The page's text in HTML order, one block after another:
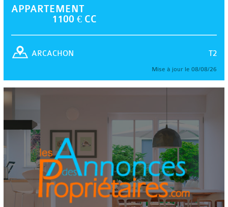
APPARTEMENT
1100 € CC
T2
ARCACHON
Mise à jour le 08/08/26